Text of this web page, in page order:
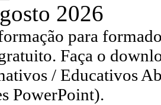
2026
para
Faça o
/ Educativos
PowerPoint).